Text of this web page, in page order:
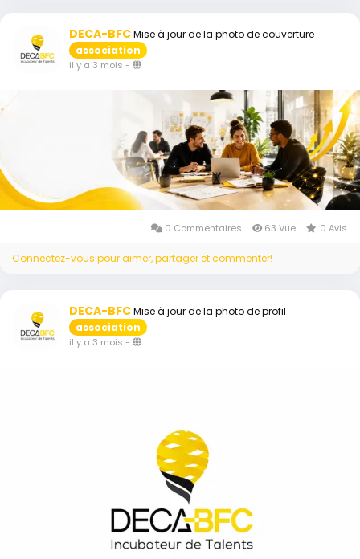
DECA-BFCMise à jour de la photo de couverture
association
il y a 3 mois -
0 Commentaires 63 Vue 0 Avis
Connectez-vous pour aimer, partager et commenter!
DECA-BFCMise à jour de la photo de profil
association
il y a 3 mois -